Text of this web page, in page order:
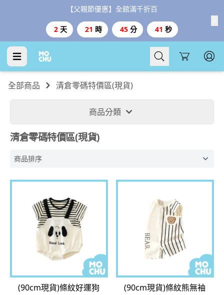
【台灣999、港澳3000免運、1800好禮二選一】
Cart
全部商品
商品分類
清倉零碼特價區(現貨)
(90cm現貨)條紋好運狗
假兩件短袖包屁衣
NT$ 399
(90cm現貨)條紋熊無袖
連身衣
NT$ 380